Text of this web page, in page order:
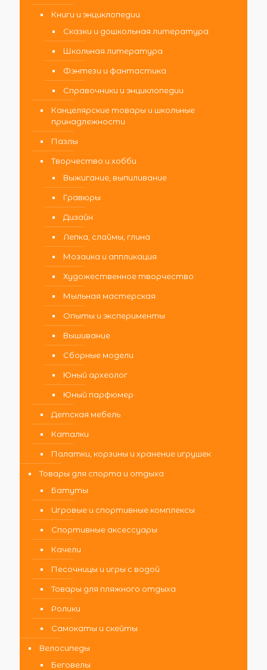
Книги и энциклопедии
Сказки и дошкольная литература
Школьная литература
Фэнтези и фантастика
Справочники и энциклопедии
Канцелярские товары и школьные
принадлежности
Пазлы
Творчество и хобби
Выжигание, выпиливание
Гравюры
Дизайн
Лепка, слаймы, глина
Мозаика и аппликация
Художественное творчество
Мыльная мастерская
Опыты и эксперименты
Вышивание
Сборные модели
Юный археолог
Юный парфюмер
Детская мебель
Каталки
Палатки, корзины и хранение игрушек
Товары для спорта и отдыха
Батуты
Игровые и спортивные комплексы
Спортивные аксессуары
Качели
Песочницы и игры с водой
Товары для пляжного отдыха
Ролики
Самокаты и скейты
Велосипеды
Беговелы